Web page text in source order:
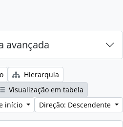
avançada
Hierarquia
Visualização em tabela
início
Direção: Descendente